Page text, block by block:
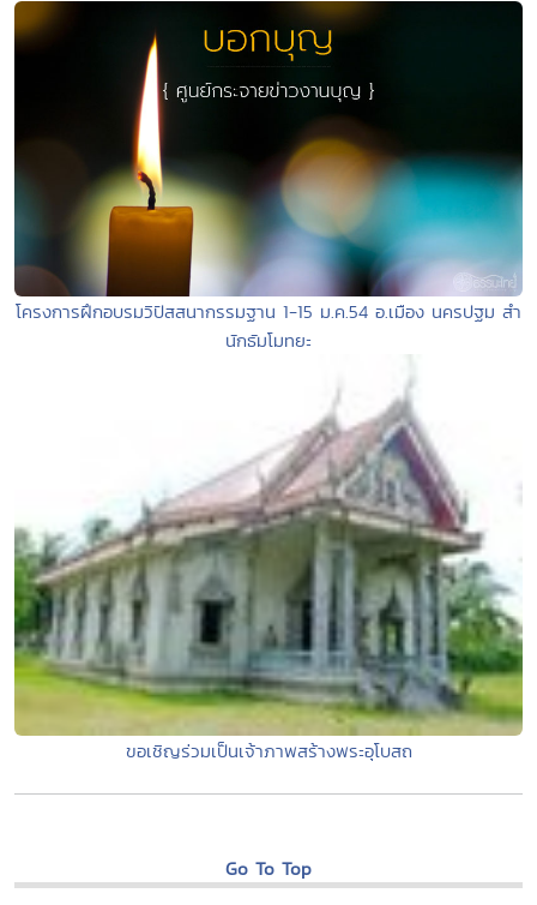
โครงการฝึกอบรมวิปัสสนากรรมฐาน 1-15 ม.ค.54 อ.เมือง นครปฐม สำ
นักธัมโมทยะ
ขอเชิญร่วมเป็นเจ้าภาพสร้างพระอุโบสถ
Go To Top